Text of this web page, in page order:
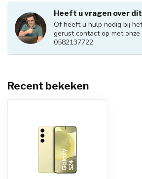
Heeft u vragen over
Of heeft u hulp nodig bij
gerust contact op met
0582137722
Recent bekeken